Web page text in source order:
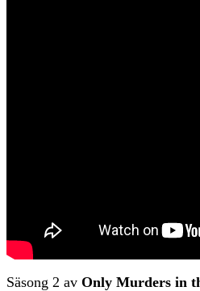
Säsong 2 av Only Murders in